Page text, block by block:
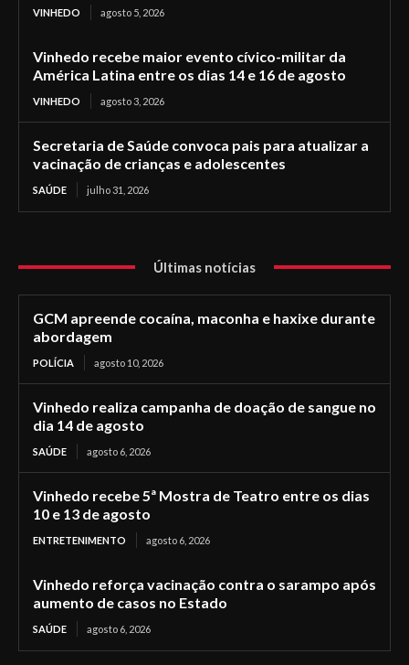
VINHEDO agosto 5, 2026
Vinhedo recebe maior evento cívico-militar da
América Latina entre os dias 14 e 16 de agosto
VINHEDO agosto 3, 2026
Secretaria de Saúde convoca pais para atualizar a
vacinação de crianças e adolescentes
SAÚDE julho 31, 2026
Últimas notícias
GCM apreende cocaína, maconha e haxixe durante
abordagem
POLÍCIA agosto 10, 2026
Vinhedo realiza campanha de doação de sangue no
dia 14 de agosto
SAÚDE agosto 6, 2026
Vinhedo recebe 5ª Mostra de Teatro entre os dias
10 e 13 de agosto
ENTRETENIMENTO agosto 6, 2026
Vinhedo reforça vacinação contra o sarampo após
aumento de casos no Estado
SAÚDE agosto 6, 2026